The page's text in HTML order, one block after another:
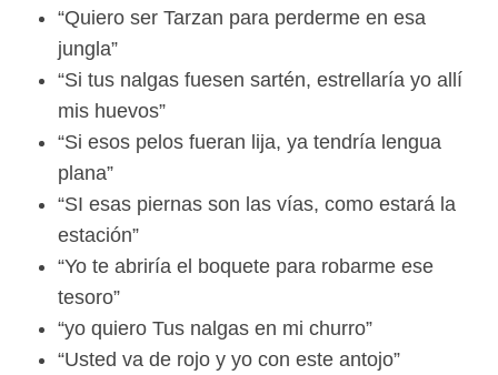
“Quiero ser Tarzan para perderme en esa
jungla”
“Si tus nalgas fuesen sartén, estrellaría yo allí
mis huevos”
“Si esos pelos fueran lija, ya tendría lengua
plana”
“SI esas piernas son las vías, como estará la
estación”
“Yo te abriría el boquete para robarme ese
tesoro”
“yo quiero Tus nalgas en mi churro”
“Usted va de rojo y yo con este antojo”